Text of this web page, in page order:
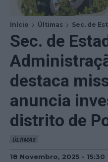
Início Últimas Sec. de
Sec. de
destaca
anuncia
distrito de
ÚLTIMAS
18 Novembro, 2025 - 15:30